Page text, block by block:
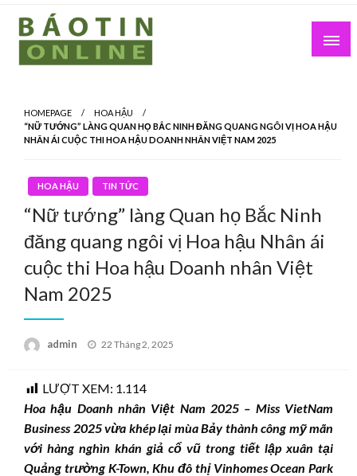
Skip
content
HOMEPAGE
HOA HẬU
“NỮ TƯỚNG” LÀNG QUAN HỌ BẮC NINH ĐĂNG QUANG NGÔI VỊ HOA HẬU
NHÂN ÁI CUỘC THI HOA HẬU DOANH NHÂN VIỆT NAM 2025
HOA HẬU TIN TỨC
“Nữ tướng” làng Quan họ Bắc Ninh
đăng quang ngôi vị Hoa hậu Nhân ái
cuộc thi Hoa hậu Doanh nhân Việt
Nam 2025
admin
Posted
22 Tháng 2, 2025
LƯỢT XEM: 1.114
Hoa hậu Doanh nhân Việt Nam 2025 – Miss VietNam
Business 2025 vừa khép lại mùa Bảy thành công mỹ mãn
với hàng nghìn khán giả cổ vũ trong tiết lập xuân tại
Quảng trường K-Town, Khu đô thị Vinhomes Ocean Park